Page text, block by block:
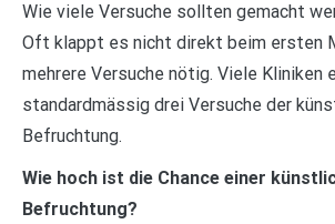
Wie viele Versuche sollten gemacht
Oft klappt es nicht direkt beim ersten
mehrere Versuche nötig. Viele Kliniken
standardmässig drei Versuche der
Befruchtung.
Wie hoch ist die Chance einer
Befruchtung?